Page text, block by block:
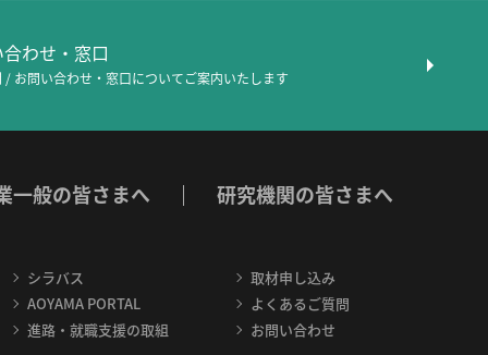
わせ・窓口
お問い合わせ・窓口についてご案内いたします
一般の皆さまへ 研究機関の皆さまへ
シラバス
AOYAMA PORTAL
進路・就職支援の取組
取材申し込み
よくあるご質問
お問い合わせ